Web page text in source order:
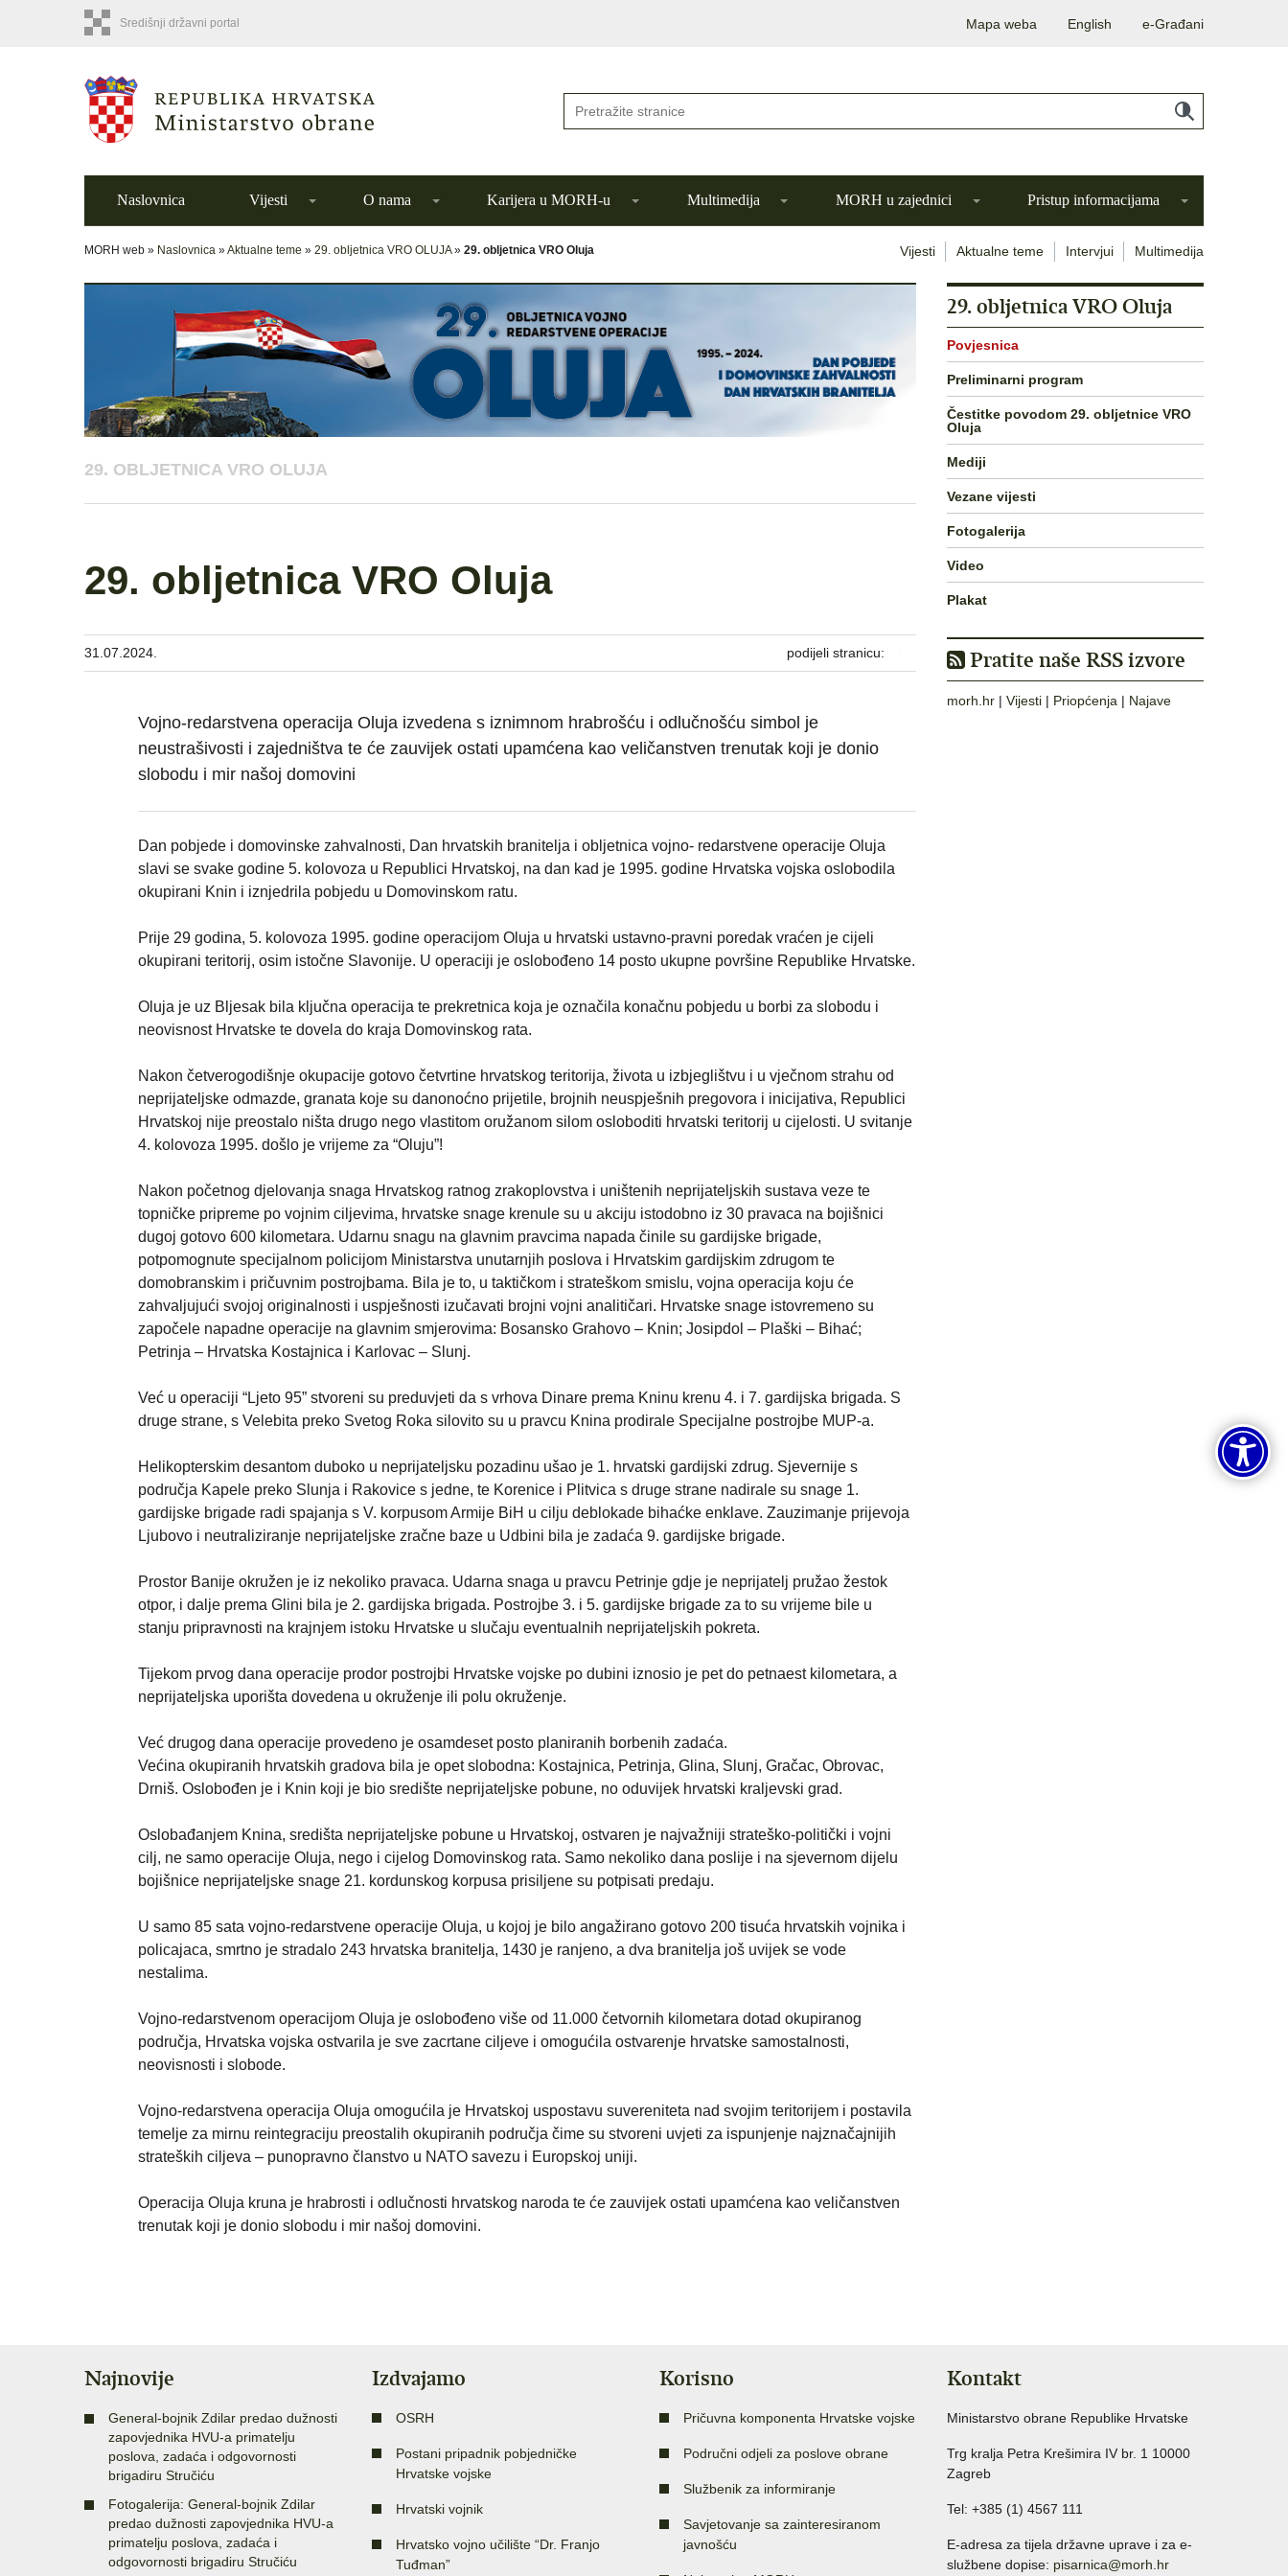
Središnji državni portal Mapa weba English e-Građani
Naslovnica Vijesti O nama Karijera u MORH-u Multimedija MORH u zajednici Pristup informacijama
MORH web » Naslovnica »Aktualne teme » 29. obljetnica VRO OLUJA» 29. obljetnica VRO Oluja Vijesti Aktualne teme Intervjui Multimedija
29. OBLJETNICA VRO OLUJA
29. obljetnica VRO Oluja
31.07.2024. podijeli stranicu:
Vojno-redarstvena operacija Oluja izvedena s iznimnom hrabrošću i odlučnošću simbol je
neustrašivosti i zajedništva te će zauvijek ostati upamćena kao veličanstven trenutak koji je donio
slobodu i mir našoj domovini
Dan pobjede i domovinske zahvalnosti, Dan hrvatskih branitelja i obljetnica vojno- redarstvene operacije Oluja
slavi se svake godine 5. kolovoza u Republici Hrvatskoj, na dan kad je 1995. godine Hrvatska vojska oslobodila
okupirani Knin i iznjedrila pobjedu u Domovinskom ratu.
Prije 29 godina, 5. kolovoza 1995. godine operacijom Oluja u hrvatski ustavno-pravni poredak vraćen je cijeli
okupirani teritorij, osim istočne Slavonije. U operaciji je oslobođeno 14 posto ukupne površine Republike Hrvatske.
Oluja je uz Bljesak bila ključna operacija te prekretnica koja je označila konačnu pobjedu u borbi za slobodu i
neovisnost Hrvatske te dovela do kraja Domovinskog rata.
Nakon četverogodišnje okupacije gotovo četvrtine hrvatskog teritorija, života u izbjeglištvu i u vječnom strahu od
neprijateljske odmazde, granata koje su danonoćno prijetile, brojnih neuspješnih pregovora i inicijativa, Republici
Hrvatskoj nije preostalo ništa drugo nego vlastitom oružanom silom osloboditi hrvatski teritorij u cijelosti. U svitanje
4. kolovoza 1995. došlo je vrijeme za “Oluju”!
Nakon početnog djelovanja snaga Hrvatskog ratnog zrakoplovstva i uništenih neprijateljskih sustava veze te
topničke pripreme po vojnim ciljevima, hrvatske snage krenule su u akciju istodobno iz 30 pravaca na bojišnici
dugoj gotovo 600 kilometara. Udarnu snagu na glavnim pravcima napada činile su gardijske brigade,
potpomognute specijalnom policijom Ministarstva unutarnjih poslova i Hrvatskim gardijskim zdrugom te
domobranskim i pričuvnim postrojbama. Bila je to, u taktičkom i strateškom smislu, vojna operacija koju će
zahvaljujući svojoj originalnosti i uspješnosti izučavati brojni vojni analitičari. Hrvatske snage istovremeno su
započele napadne operacije na glavnim smjerovima: Bosansko Grahovo – Knin; Josipdol – Plaški – Bihać;
Petrinja – Hrvatska Kostajnica i Karlovac – Slunj.
Već u operaciji “Ljeto 95” stvoreni su preduvjeti da s vrhova Dinare prema Kninu krenu 4. i 7. gardijska brigada. S
druge strane, s Velebita preko Svetog Roka silovito su u pravcu Knina prodirale Specijalne postrojbe MUP-a.
Helikopterskim desantom duboko u neprijateljsku pozadinu ušao je 1. hrvatski gardijski zdrug. Sjevernije s
područja Kapele preko Slunja i Rakovice s jedne, te Korenice i Plitvica s druge strane nadirale su snage 1.
gardijske brigade radi spajanja s V. korpusom Armije BiH u cilju deblokade bihaćke enklave. Zauzimanje prijevoja
Ljubovo i neutraliziranje neprijateljske zračne baze u Udbini bila je zadaća 9. gardijske brigade.
Prostor Banije okružen je iz nekoliko pravaca. Udarna snaga u pravcu Petrinje gdje je neprijatelj pružao žestok
otpor, i dalje prema Glini bila je 2. gardijska brigada. Postrojbe 3. i 5. gardijske brigade za to su vrijeme bile u
stanju pripravnosti na krajnjem istoku Hrvatske u slučaju eventualnih neprijateljskih pokreta.
Tijekom prvog dana operacije prodor postrojbi Hrvatske vojske po dubini iznosio je pet do petnaest kilometara, a
neprijateljska uporišta dovedena u okruženje ili polu okruženje.
Već drugog dana operacije provedeno je osamdeset posto planiranih borbenih zadaća.
Većina okupiranih hrvatskih gradova bila je opet slobodna: Kostajnica, Petrinja, Glina, Slunj, Gračac, Obrovac,
Drniš. Oslobođen je i Knin koji je bio središte neprijateljske pobune, no oduvijek hrvatski kraljevski grad.
Oslobađanjem Knina, središta neprijateljske pobune u Hrvatskoj, ostvaren je najvažniji strateško-politički i vojni
cilj, ne samo operacije Oluja, nego i cijelog Domovinskog rata. Samo nekoliko dana poslije i na sjevernom dijelu
bojišnice neprijateljske snage 21. kordunskog korpusa prisiljene su potpisati predaju.
U samo 85 sata vojno-redarstvene operacije Oluja, u kojoj je bilo angažirano gotovo 200 tisuća hrvatskih vojnika i
policajaca, smrtno je stradalo 243 hrvatska branitelja, 1430 je ranjeno, a dva branitelja još uvijek se vode
nestalima.
Vojno-redarstvenom operacijom Oluja je oslobođeno više od 11.000 četvornih kilometara dotad okupiranog
područja, Hrvatska vojska ostvarila je sve zacrtane ciljeve i omogućila ostvarenje hrvatske samostalnosti,
neovisnosti i slobode.
Vojno-redarstvena operacija Oluja omogućila je Hrvatskoj uspostavu suvereniteta nad svojim teritorijem i postavila
temelje za mirnu reintegraciju preostalih okupiranih područja čime su stvoreni uvjeti za ispunjenje najznačajnijih
strateških ciljeva – punopravno članstvo u NATO savezu i Europskoj uniji.
Operacija Oluja kruna je hrabrosti i odlučnosti hrvatskog naroda te će zauvijek ostati upamćena kao veličanstven
trenutak koji je donio slobodu i mir našoj domovini.
29. obljetnica VRO Oluja
Povjesnica
Preliminarni program
Čestitke povodom 29. obljetnice VRO
Oluja
Mediji
Vezane vijesti
Fotogalerija
Video
Plakat
Pratite naše RSS izvore
morh.hr | Vijesti | Priopćenja | Najave
Najnovije
General-bojnik Zdilar predao dužnosti
zapovjednika HVU-a primatelju
poslova, zadaća i odgovornosti
brigadiru Stručiću
Fotogalerija: General-bojnik Zdilar
predao dužnosti zapovjednika HVU-a
primatelju poslova, zadaća i
odgovornosti brigadiru Stručiću
Izdvajamo
OSRH
Postani pripadnik pobjedničke
Hrvatske vojske
Hrvatski vojnik
Hrvatsko vojno učilište “Dr. Franjo
Tuđman”
Korisno
Pričuvna komponenta Hrvatske vojske
Područni odjeli za poslove obrane
Službenik za informiranje
Savjetovanje sa zainteresiranom
javnošću
Kontakt
Ministarstvo obrane Republike Hrvatske
Trg kralja Petra Krešimira IV br. 1 10000
Zagreb
Tel: +385 (1) 4567 111
E-adresa za tijela državne uprave i za e-
službene dopise: pisarnica@morh.hr